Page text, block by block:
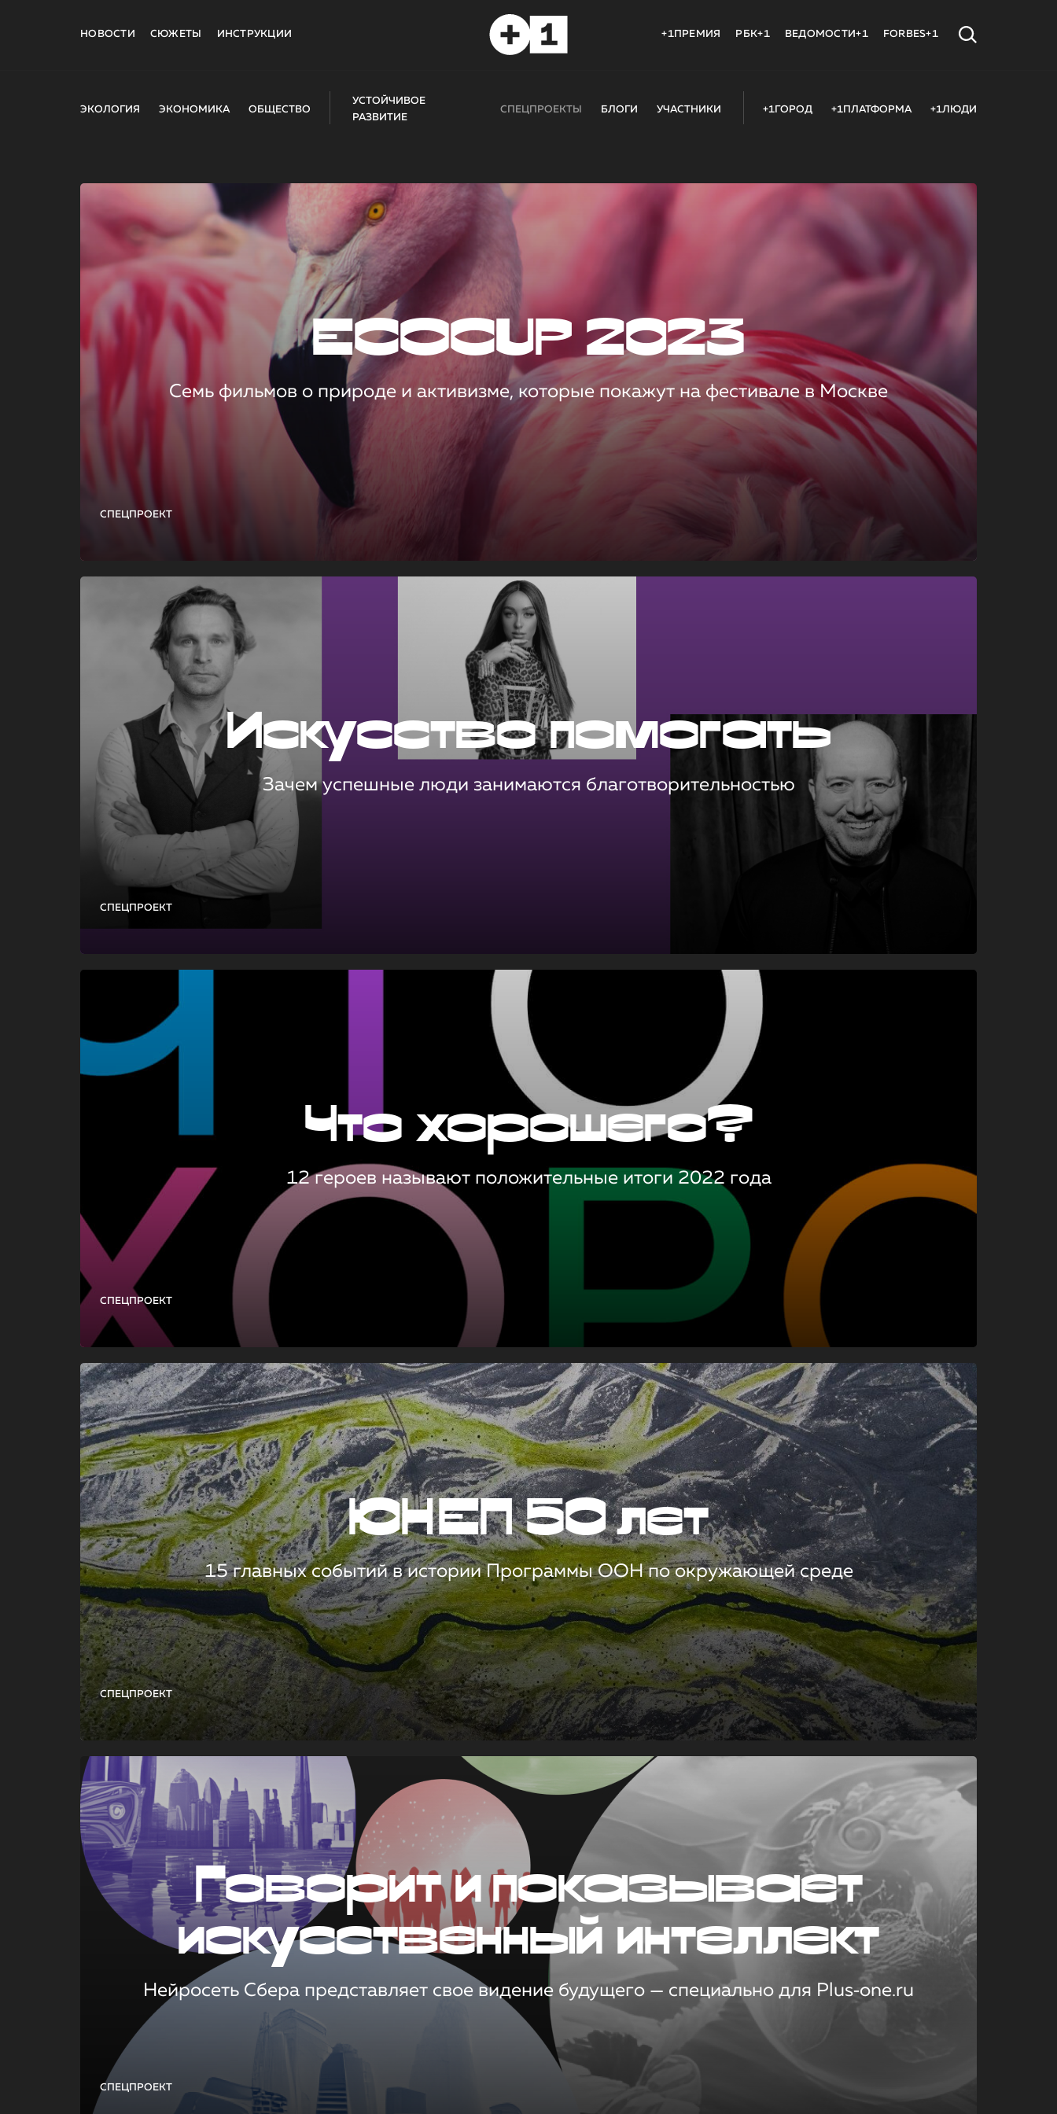
НОВОСТИ СЮЖЕТЫ ИНСТРУКЦИИ +1ПРЕМИЯ РБК+1 ВЕДОМОСТИ+1 FORBES+1
ЭКОЛОГИЯ ЭКОНОМИКА ОБЩЕСТВО
УСТОЙЧИВОЕ
РАЗВИТИЕ
СПЕЦПРОЕКТЫ БЛОГИ УЧАСТНИКИ +1ГОРОД +1ПЛАТФОРМА +1ЛЮДИ
СПЕЦПРОЕКТ
ECOCUP 2023
Семь фильмов о природе и активизме, которые покажут на фестивале в Москве
СПЕЦПРОЕКТ
Искусство помогать
Зачем успешные люди занимаются благотворительностью
СПЕЦПРОЕКТ
Что хорошего?
12 героев называют положительные итоги 2022 года
СПЕЦПРОЕКТ
ЮНЕП 50 лет
15 главных событий в истории Программы ООН по окружающей среде
СПЕЦПРОЕКТ
Говорит и показывает
искусственный интеллект
Нейросеть Сбера представляет свое видение будущего — специально для Plus‑one.ru